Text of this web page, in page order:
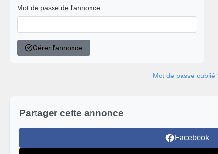
Mot de passe de l'annonce
Gérer l'annonce
Mot de passe oublié
Partager cette annonce
Facebook